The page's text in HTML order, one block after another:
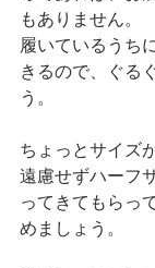
もありません。
履いているうち
きるので、ぐる
う。
ちょっとサイズ
遠慮せずハーフ
ってきてもらっ
めましょう。